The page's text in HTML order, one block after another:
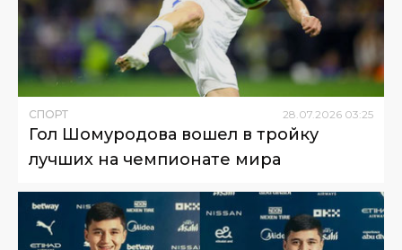
СПОРТ 28 07 2026 03:25
Гол Шомуродова вошел в тройку
лучших на чемпионате мира